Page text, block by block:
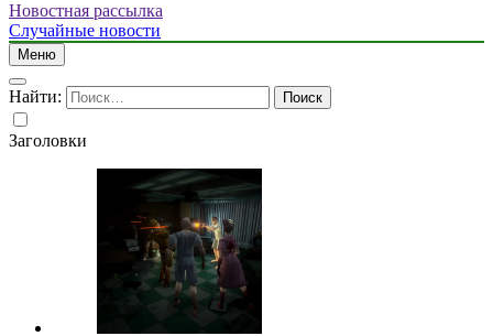
Новостная рассылка
Случайные новости
Меню
Найти:
Заголовки